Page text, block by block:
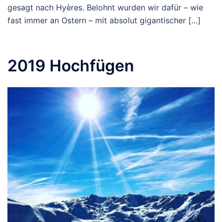
gesagt nach Hyères. Belohnt wurden wir dafür – wie
fast immer an Ostern – mit absolut gigantischer […]
2019 Hochfügen